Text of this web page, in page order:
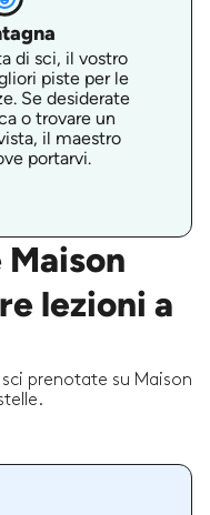
di sci, il vostro
piste per le
Se desiderate
o trovare un
il maestro
portarvi.
lezioni a
prenotate su Maison